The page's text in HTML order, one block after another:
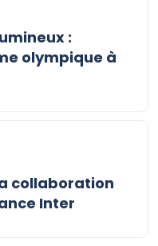
:
olympique à
collaboration
Inter